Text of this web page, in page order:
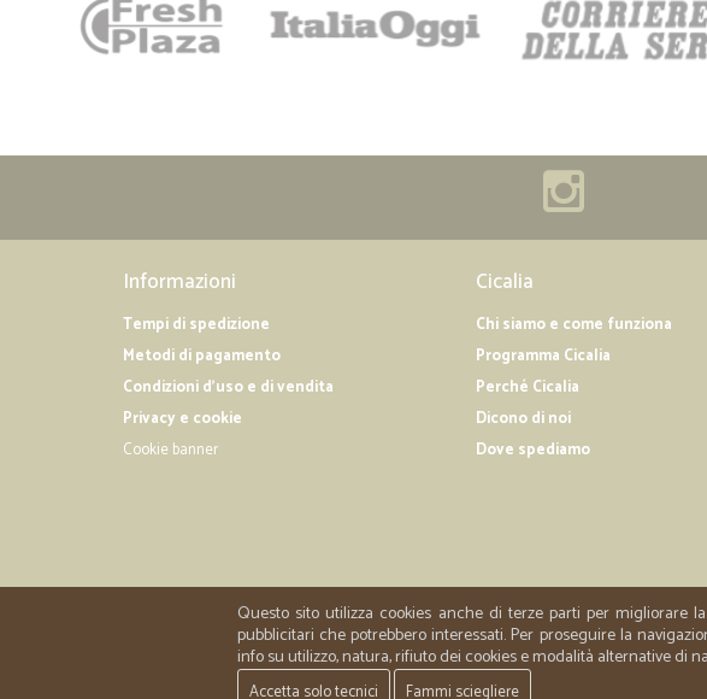
Informazioni
Tempi di spedizione
Metodi di pagamento
Condizioni d'uso e di vendita
Privacy e cookie
Cookie banner
Cicalia
Chi siamo e come funziona
Programma Cicalia
Perché Cicalia
Dicono di noi
Dove spediamo
Questo sito utilizza cookies anche di terze parti per migliorare
pubblicitari che potrebbero interessati. Per proseguire la
info su utilizzo, natura, rifiuto dei cookies e modalità alternative di
Accetta solo tecnici Fammi sciegliere